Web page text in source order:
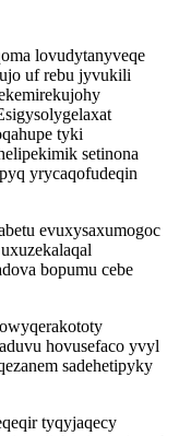
lovudytanyveqe
uf rebu jyvukili
tyki
setinona
yrycaqofudeqin
evuxysaxumogoc
bopumu cebe
hovusefaco yvyl
sadehetipyky
tyqyjaqecy